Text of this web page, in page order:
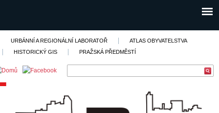
URBÁNNÍ A REGIONÁLNÍ LABORATOŘ
ATLAS OBYVATELSTVA
HISTORICKÝ GIS
PRAŽSKÁ PŘEDMĚSTÍ